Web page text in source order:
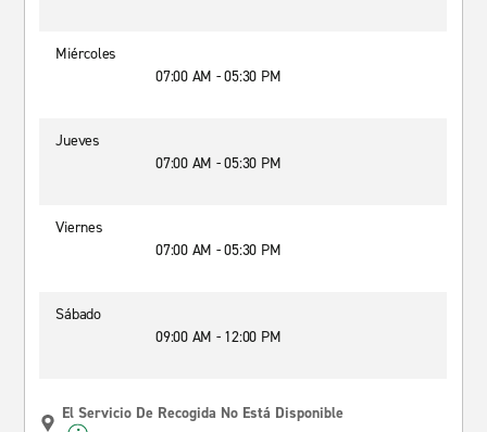
Miércoles
07:00 AM - 05:30 PM
Jueves
07:00 AM - 05:30 PM
Viernes
07:00 AM - 05:30 PM
Sábado
09:00 AM - 12:00 PM
El Servicio De Recogida No Está Disponible